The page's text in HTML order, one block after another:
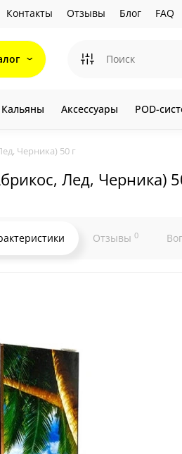
Контакты Отзывы Блог FAQ
Кальяны Аксессуары POD-
Черника) 50 г
Лед, Черника)
Отзывы 0